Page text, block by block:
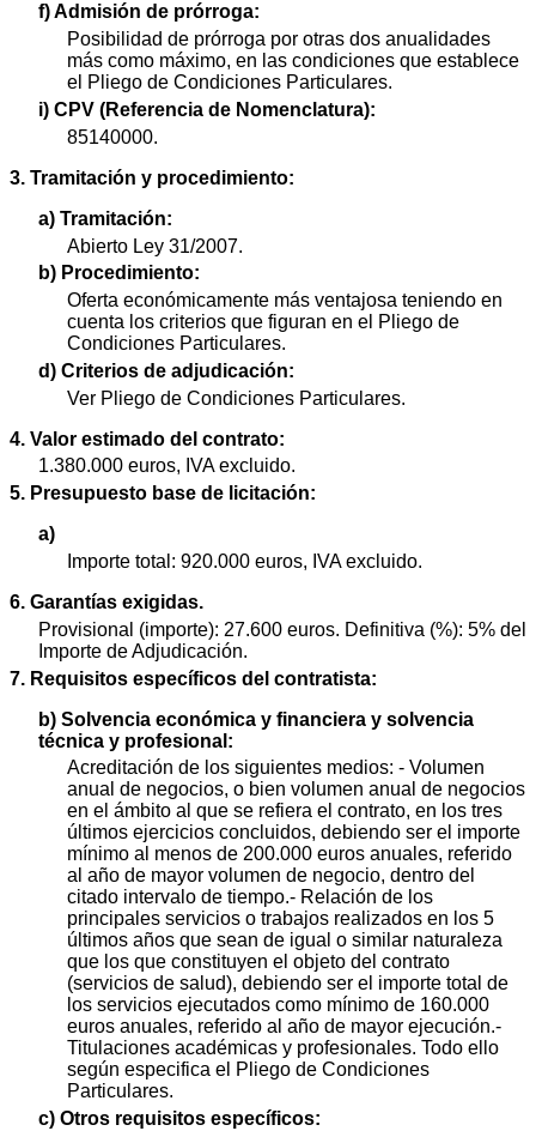
f) Admisión de prórroga:
Posibilidad de prórroga por otras dos anualidades
más como máximo, en las condiciones que establece
el Pliego de Condiciones Particulares.
i) CPV (Referencia de Nomenclatura):
85140000.
3. Tramitación y procedimiento:
a) Tramitación:
Abierto Ley 31/2007.
b) Procedimiento:
Oferta económicamente más ventajosa teniendo en
cuenta los criterios que figuran en el Pliego de
Condiciones Particulares.
d) Criterios de adjudicación:
Ver Pliego de Condiciones Particulares.
4. Valor estimado del contrato:
1.380.000 euros, IVA excluido.
5. Presupuesto base de licitación:
a)
Importe total: 920.000 euros, IVA excluido.
6. Garantías exigidas.
Provisional (importe): 27.600 euros. Definitiva (%): 5% del
Importe de Adjudicación.
7. Requisitos específicos del contratista:
b) Solvencia económica y financiera y solvencia
técnica y profesional:
Acreditación de los siguientes medios: - Volumen
anual de negocios, o bien volumen anual de negocios
en el ámbito al que se refiera el contrato, en los tres
últimos ejercicios concluidos, debiendo ser el importe
mínimo al menos de 200.000 euros anuales, referido
al año de mayor volumen de negocio, dentro del
citado intervalo de tiempo.- Relación de los
principales servicios o trabajos realizados en los 5
últimos años que sean de igual o similar naturaleza
que los que constituyen el objeto del contrato
(servicios de salud), debiendo ser el importe total de
los servicios ejecutados como mínimo de 160.000
euros anuales, referido al año de mayor ejecución.-
Titulaciones académicas y profesionales. Todo ello
según especifica el Pliego de Condiciones
Particulares.
c) Otros requisitos específicos: